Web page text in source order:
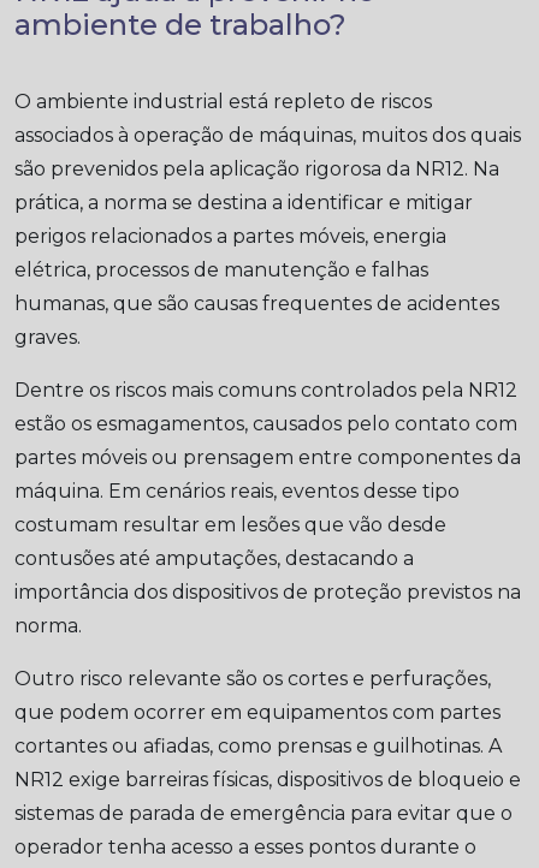
ambiente de trabalho?
O ambiente industrial está repleto de riscos
associados à operação de máquinas, muitos dos quais
são prevenidos pela aplicação rigorosa da NR12. Na
prática, a norma se destina a identificar e mitigar
perigos relacionados a partes móveis, energia
elétrica, processos de manutenção e falhas
humanas, que são causas frequentes de acidentes
graves.
Dentre os riscos mais comuns controlados pela NR12
estão os esmagamentos, causados pelo contato com
partes móveis ou prensagem entre componentes da
máquina. Em cenários reais, eventos desse tipo
costumam resultar em lesões que vão desde
contusões até amputações, destacando a
importância dos dispositivos de proteção previstos na
norma.
Outro risco relevante são os cortes e perfurações,
que podem ocorrer em equipamentos com partes
cortantes ou afiadas, como prensas e guilhotinas. A
NR12 exige barreiras físicas, dispositivos de bloqueio e
sistemas de parada de emergência para evitar que o
operador tenha acesso a esses pontos durante o